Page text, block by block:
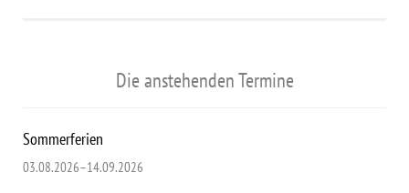
Die anstehenden Termine
Sommerferien
03.08.2026–14.09.2026